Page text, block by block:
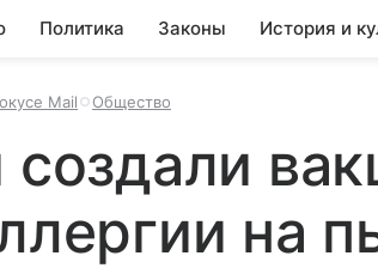
Политика Законы История и
Mail Общество
на